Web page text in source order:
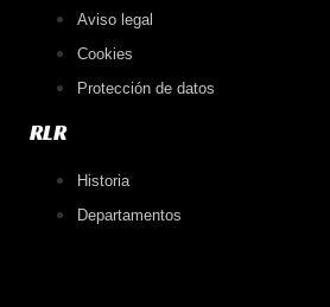
Aviso legal
Cookies
Protección de datos
RLR
Historia
Departamentos